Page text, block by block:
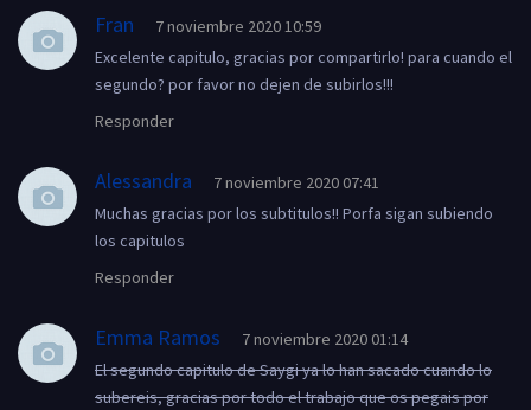
Fran
7 noviembre 2020 10:59
Excelente capitulo, gracias por compartirlo! para cuando el
segundo? por favor no dejen de subirlos!!!
Responder
Alessandra
7 noviembre 2020 07:41
Muchas gracias por los subtitulos!! Porfa sigan subiendo
los capitulos
Responder
Emma Ramos
7 noviembre 2020 01:14
El segundo capitulo de Saygi ya lo han sacado cuando lo
subereis, gracias por todo el trabajo que os pegais por